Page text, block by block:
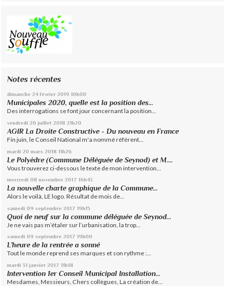
Notes récentes
dimanche 24 février 2019 10h00
Municipales 2020, quelle est la position des...
Des interrogations se font jour concernant la position...
vendredi 20 juillet 2018 21h20
AGIR La Droite Constructive - Du nouveau en France
Fin juin, le Conseil National m'a nommé référent...
mardi 20 mars 2018 11h26
Le Polyèdre (Commune Déléguée de Seynod) et M....
Vous trouverez ci-dessous le texte de mon intervention...
mercredi 08 novembre 2017 16h43
La nouvelle charte graphique de la Commune...
Alors le voilà, LE logo. Résultat de mois de...
samedi 09 septembre 2017 19h15
Quoi de neuf sur la commune déléguée de Seynod…
Je ne vais pas m’étaler sur l’urbanisation, la trop...
samedi 09 septembre 2017 19h00
L’heure de la rentrée a sonné
Tout le monde reprend ses marques et son rythme :...
mardi 31 janvier 2017 11h18
Intervention 1er Conseil Municipal Installation...
Mesdames, Messieurs, Chers collègues, La création de...